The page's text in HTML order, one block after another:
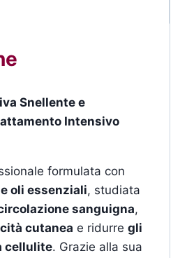
Snellente e
Intensivo
formulata con
oli essenziali, studiata
sanguigna,
cutanea e ridurre gli
cellulite. Grazie alla sua